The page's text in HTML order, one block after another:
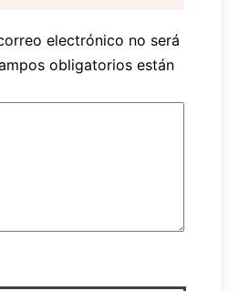
electrónico no será
obligatorios están